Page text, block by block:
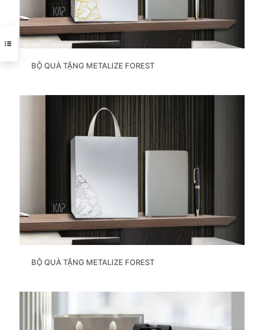
BỘ QUÀ TẶNG METALIZE FOREST
BỘ QUÀ TẶNG METALIZE FOREST